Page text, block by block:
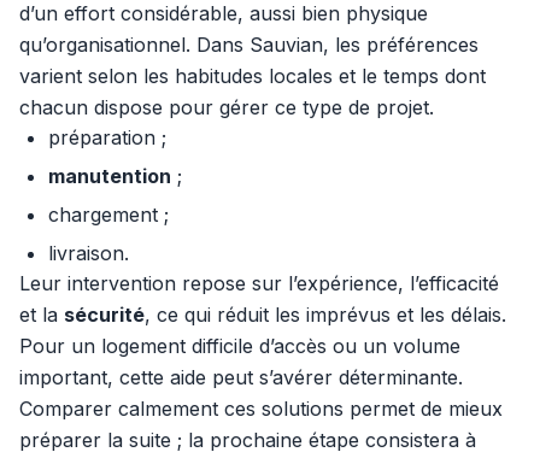
d’un effort considérable, aussi bien physique
qu’organisationnel. Dans Sauvian, les préférences
varient selon les habitudes locales et le temps dont
chacun dispose pour gérer ce type de projet.
préparation ;
manutention ;
chargement ;
livraison.
Leur intervention repose sur l’expérience, l’efficacité
et la sécurité, ce qui réduit les imprévus et les délais.
Pour un logement difficile d’accès ou un volume
important, cette aide peut s’avérer déterminante.
Comparer calmement ces solutions permet de mieux
préparer la suite ; la prochaine étape consistera à